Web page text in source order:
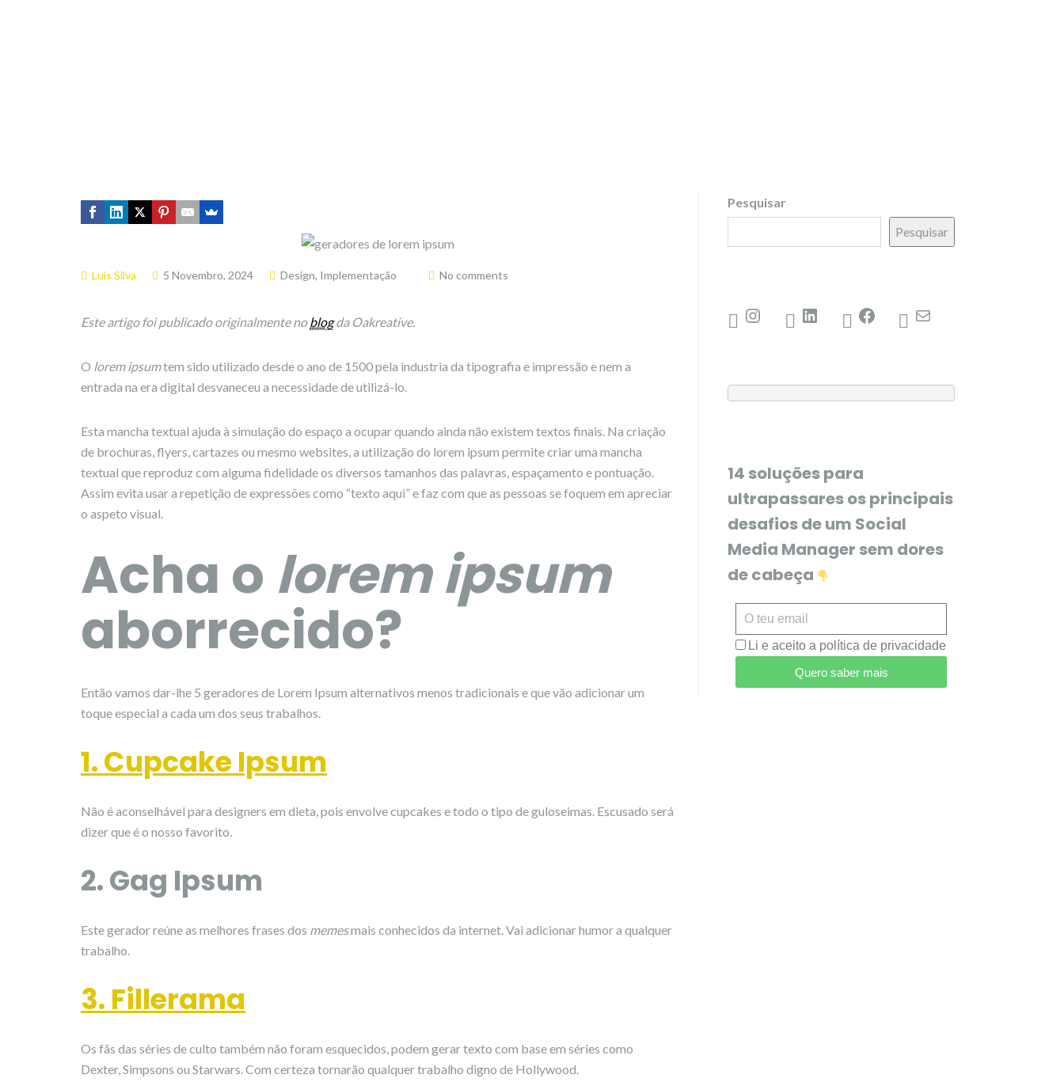
Luis Silva 5 Novembro, 2024 Design, Implementação No comments
Este artigo foi publicado originalmente noblogda Oakreative.
O lorem ipsumtem sido utilizado desde o ano de 1500 pela industria da tipografia e impressão e nem a
entrada na era digital desvaneceu a necessidade de utilizá-lo.
Esta mancha textual ajuda à simulação do espaço a ocupar quando ainda não existem textos finais. Na criação
de brochuras, flyers, cartazes ou mesmo websites, a utilização do lorem ipsum permite criar uma mancha
textual que reproduz com alguma fidelidade os diversos tamanhos das palavras, espaçamento e pontuação.
Assim evita usar a repetição de expressões como “texto aqui” e faz com que as pessoas se foquem em apreciar
o aspeto visual.
Acha o lorem ipsum
aborrecido?
Então vamos dar-lhe 5 geradores de Lorem Ipsum alternativos menos tradicionais e que vão adicionar um
toque especial a cada um dos seus trabalhos.
1. Cupcake Ipsum
Não é aconselhável para designers em dieta, pois envolve cupcakes e todo o tipo de guloseimas. Escusado será
dizer que é o nosso favorito.
2. Gag Ipsum
Este gerador reúne as melhores frases dos memesmais conhecidos da internet. Vai adicionar humor a qualquer
trabalho.
3. Fillerama
Os fãs das séries de culto também não foram esquecidos, podem gerar texto com base em séries como
Dexter, Simpsons ou Starwars. Com certeza tornarão qualquer trabalho digno de Hollywood.
Pesquisar
Pesquisar
14 soluções para
ultrapassares os principais
desafios de um Social
Media Manager sem dores
de cabeça
Li e aceito a política de privacidade
Quero saber mais